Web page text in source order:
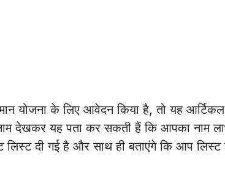
योजना के लिए आवेदन किया है, तो यह
देखकर यह पता कर सकती हैं कि आपका नाम
लिस्ट दी गई है और साथ ही बताएंगे कि आप